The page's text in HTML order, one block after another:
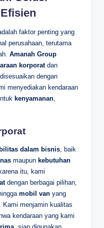
faktor penting yang
perusahaan, terutama
Amanah Group
korporatdan
dengan
menyediakan kendaraan
kenyamanan,
dalam bisnis, baik
maupun kebutuhan
itu, kami
dengan berbagai pilihan,
mobil van yang
Kami menjamin kualitas
kendaraan yang kami